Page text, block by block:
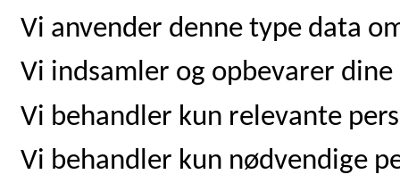
Vi anvender denne type data
Vi indsamler og opbevarer
Vi behandler kun relevante
Vi behandler kun nødvendige